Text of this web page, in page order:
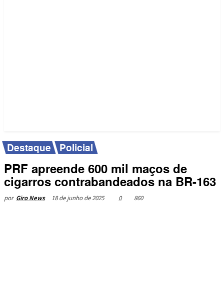
Destaque Policial
PRF apreende 600 mil maços de
cigarros contrabandeados na BR-163
por Giro News 18 de junho de 2025 0 860